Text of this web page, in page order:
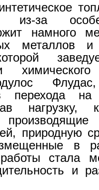
из-за
намного
металлов и
химического
перехода на
нагрузку,
природную
в
стала
и